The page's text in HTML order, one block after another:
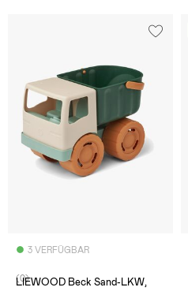
3 VERFÜGBAR
(0)
LIEWOOD Beck Sand-LKW,